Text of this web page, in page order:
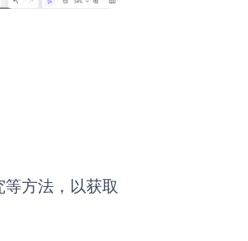
方法，以获取